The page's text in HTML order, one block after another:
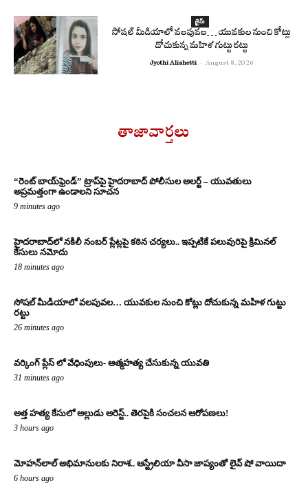
క్రైమ్
సోషల్ మీడియాలో వలపువల… యువకుల నుంచి కోట్లు
దోచుకున్న మహిళ గుట్టు రట్టు
Jyothi Alishetti - August 8, 2026
తాజావార్తలు
“రెంట్ బాయ్‌ఫ్రెండ్” ట్రాప్‌పై హైదరాబాద్ పోలీసుల అలర్ట్ – యువతులు
అప్రమత్తంగా ఉండాలని సూచన
9 minutes ago
హైదరాబాద్‌లో నకిలీ నంబర్ ప్లేట్లపై కఠిన చర్యలు.. ఇప్పటికే పలువురిపై క్రిమినల్
కేసులు నమోదు
18 minutes ago
సోషల్ మీడియాలో వలపువల… యువకుల నుంచి కోట్లు దోచుకున్న మహిళ గుట్టు
రట్టు
26 minutes ago
వర్కింగ్ ప్లేస్ లో వేధింపులు- ఆత్మహత్య చేసుకున్న యువతి
31 minutes ago
అత్త హత్య కేసులో అల్లుడు అరెస్ట్.. తెరపైకి సంచలన ఆరోపణలు!
3 hours ago
మోహన్‌లాల్ అభిమానులకు నిరాశ.. ఆస్ట్రేలియా వీసా జాప్యంతో లైవ్ షో వాయిదా
6 hours ago